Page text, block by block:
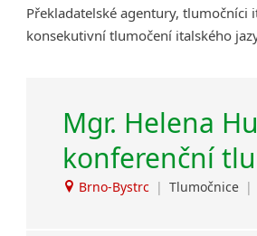
Amharština
Arabština
Avarština
Azerbajdžánština
Bambarština
Bantuské jazyky
Překladatelské agentury,
konsekutivní tlumočení italského
Mgr. Helena
konferenční
Brno-Bystrc | Tlumočnice |